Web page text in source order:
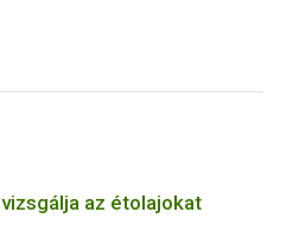
az étolajokat